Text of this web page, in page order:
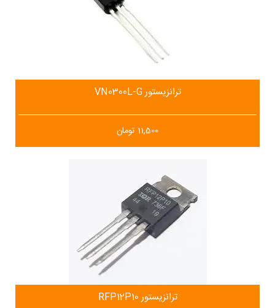
ترانزیستور VN0300L-G
11,500 تومان
ترانزیستور RFP12P10